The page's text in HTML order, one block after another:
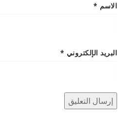
الاسم *
البريد الإلكتروني *